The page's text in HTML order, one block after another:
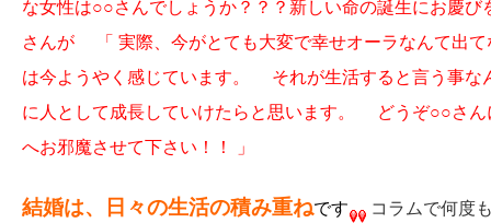
な女性は○○さんでしょうか？？？新しい命の誕生にお慶び
さんが
「 実際、今がとても大変で幸せオーラなんて出
は今ようやく感じています。
それが生活すると言う事な
に人として成長していけたらと思います。
どうぞ○○さん
へお邪魔させて下さい！！ 」
結婚は、日々の生活の積み重ねです
コラムで何度